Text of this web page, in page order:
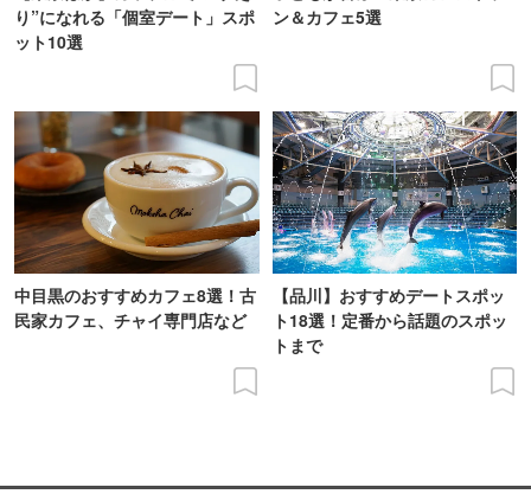
り”になれる「個室デート」スポ
ット10選
ン＆カフェ5選
中目黒のおすすめカフェ8選！古
民家カフェ、チャイ専門店など
【品川】おすすめデートスポッ
ト18選！定番から話題のスポッ
トまで